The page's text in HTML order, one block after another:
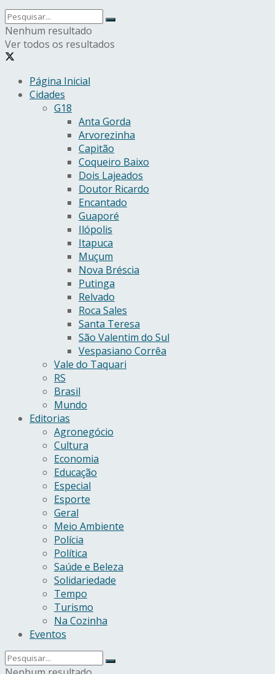
Nenhum resultado
Ver todos os resultados
Página Inicial
Cidades
G18
Anta Gorda
Arvorezinha
Capitão
Coqueiro Baixo
Dois Lajeados
Doutor Ricardo
Encantado
Guaporé
Ilópolis
Itapuca
Muçum
Nova Bréscia
Putinga
Relvado
Roca Sales
Santa Teresa
São Valentim do Sul
Vespasiano Corrêa
Vale do Taquari
RS
Brasil
Mundo
Editorias
Agronegócio
Cultura
Economia
Educação
Especial
Esporte
Geral
Meio Ambiente
Polícia
Política
Saúde e Beleza
Solidariedade
Tempo
Turismo
Na Cozinha
Eventos